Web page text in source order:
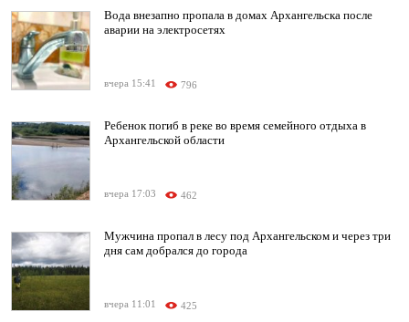
Вода внезапно пропала в домах Архангельска после
аварии на электросетях
вчера 15:41 796
Ребенок погиб в реке во время семейного отдыха в
Архангельской области
вчера 17:03 462
Мужчина пропал в лесу под Архангельском и через три
дня сам добрался до города
вчера 11:01 425